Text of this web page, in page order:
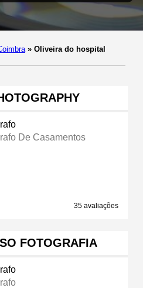
» Oliveira do hospital
De Casamentos
35 avaliações
FOTOGRAFIA